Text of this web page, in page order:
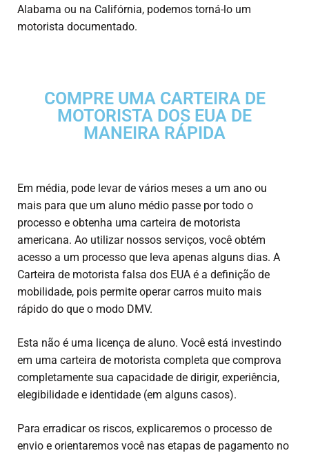
Alabama ou na Califórnia, podemos torná-lo um
motorista documentado.
COMPRE UMA CARTEIRA DE
MOTORISTA DOS EUA DE
MANEIRA RÁPIDA
Em média, pode levar de vários meses a um ano ou
mais para que um aluno médio passe por todo o
processo e obtenha uma carteira de motorista
americana. Ao utilizar nossos serviços, você obtém
acesso a um processo que leva apenas alguns dias. A
Carteira de motorista falsa dos EUA é a definição de
mobilidade, pois permite operar carros muito mais
rápido do que o modo DMV.
Esta não é uma licença de aluno. Você está investindo
em uma carteira de motorista completa que comprova
completamente sua capacidade de dirigir, experiência,
elegibilidade e identidade (em alguns casos).
Para erradicar os riscos, explicaremos o processo de
envio e orientaremos você nas etapas de pagamento no